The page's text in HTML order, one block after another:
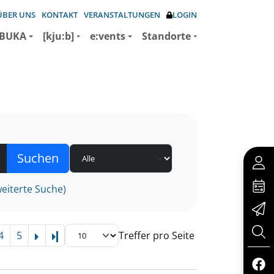
UNS KONTAKT VERANSTALTUNGEN LOGIN
[kju:b] e:vents Standorte
Suche)
5 Letzte Seite Treffer pro Seite